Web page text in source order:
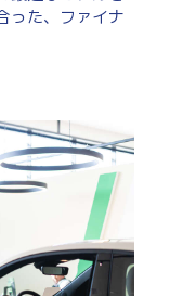
った、ファイナ